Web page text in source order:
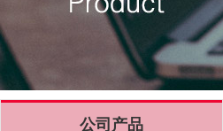
公司产品